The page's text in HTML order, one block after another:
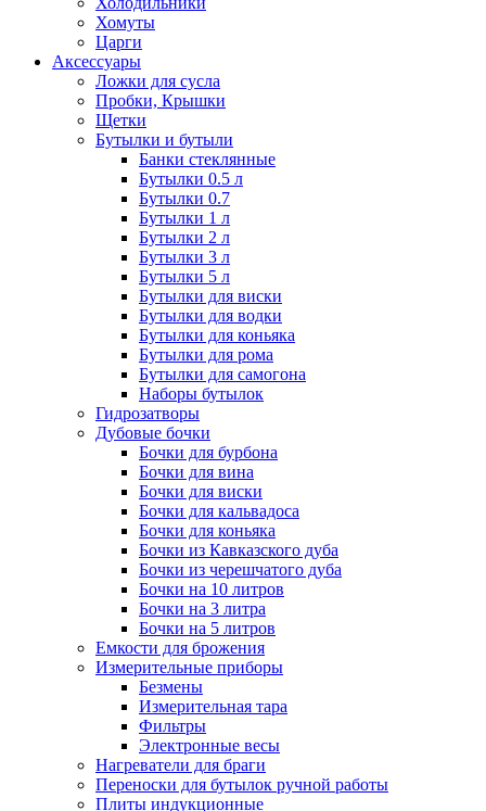
Хомуты
Царги
Аксессуары
Ложки для сусла
Пробки, Крышки
Щетки
Бутылки и бутыли
Банки стеклянные
Бутылки 0.5 л
Бутылки 0.7
Бутылки 1 л
Бутылки 2 л
Бутылки 3 л
Бутылки 5 л
Бутылки для виски
Бутылки для водки
Бутылки для коньяка
Бутылки для рома
Бутылки для самогона
Наборы бутылок
Гидрозатворы
Дубовые бочки
Бочки для бурбона
Бочки для вина
Бочки для виски
Бочки для кальвадоса
Бочки для коньяка
Бочки из Кавказского дуба
Бочки из черешчатого дуба
Бочки на 10 литров
Бочки на 3 литра
Бочки на 5 литров
Емкости для брожения
Измерительные приборы
Безмены
Измерительная тара
Фильтры
Электронные весы
Нагреватели для браги
Переноски для бутылок ручной работы
Плиты индукционные